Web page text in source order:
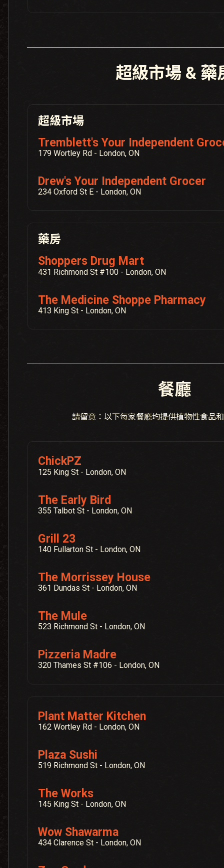
超級市場 & 藥
超級市場
Tremblett's Your Independent
179 Wortley Rd - London, ON
Drew's Your Independent Grocer
234 Oxford St E - London, ON
藥房
Shoppers Drug Mart
431 Richmond St #100 - London, ON
The Medicine Shoppe Pharmacy
413 King St - London, ON
餐廳
請留意：以下每家餐廳均提供植物性食品
ChickPZ
125 King St - London, ON
The Early Bird
355 Talbot St - London, ON
Grill 23
140 Fullarton St - London, ON
The Morrissey House
361 Dundas St - London, ON
The Mule
523 Richmond St - London, ON
Pizzeria Madre
320 Thames St #106 - London, ON
Plant Matter Kitchen
162 Wortley Rd - London, ON
Plaza Sushi
519 Richmond St - London, ON
The Works
145 King St - London, ON
Wow Shawarma
434 Clarence St - London, ON